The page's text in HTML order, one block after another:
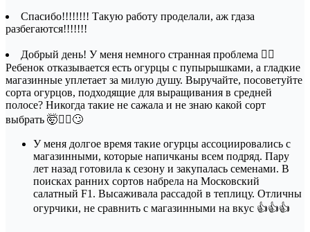
Спасибо!!!!!!!! Такую работу проделали, аж гдаза
разбегаются!!!!!!!
Добрый день! У меня немного странная проблема 🤦‍♀️
Ребенок отказывается есть огурцы с пупырышками, а гладкие
магазинные уплетает за милую душу. Выручайте, посоветуйте
сорта огурцов, подходящие для выращивания в средней
полосе? Никогда такие не сажала и не знаю какой сорт
выбрать 🤯🙇‍♀️🙄
У меня долгое время такие огурцы ассоциировались с
магазинными, которые напичканы всем подряд. Пару
лет назад готовила к сезону и закупалась семенами. В
поисках ранних сортов набрела на Московский
салатный F1. Высаживала рассадой в теплицу. Отличны
огурчики, не сравнить с магазинными на вкус 👍👍👍